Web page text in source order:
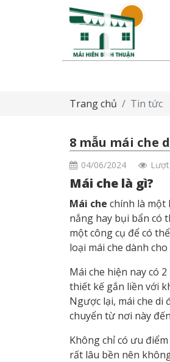
Trang chủ Tin tức
8 mẫu mái che
04/06/2024
Mái che là gì?
Mái che chính là một
nắng hay bụi bẩn có
một công cụ để có
loại mái che dành
Mái che hiện nay có
thiết kế gắn liền với
Ngược lại, mái che di
chuyển từ nơi này
Không chỉ có ưu
rất lâu bền nên